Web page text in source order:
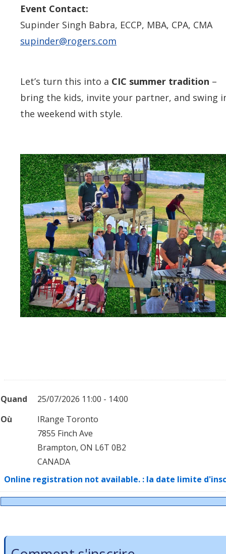
Event Contact:
Supinder Singh Babra, ECCP, MBA, CPA, CMA
supinder@rogers.com
Let’s turn this into a CIC summer tradition –
bring the kids, invite your partner, and swing
the weekend with style.
Quand
25/07/2026 11:00 - 14:00
Où
IRange Toronto
7855 Finch Ave
Brampton, ON L6T 0B2
CANADA
Online registration not available. : la date limite